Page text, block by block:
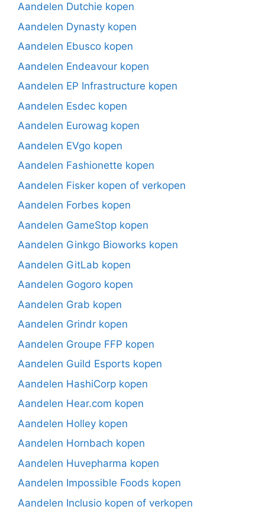
Aandelen Dutchie kopen
Aandelen Dynasty kopen
Aandelen Ebusco kopen
Aandelen Endeavour kopen
Aandelen EP Infrastructure kopen
Aandelen Esdec kopen
Aandelen Eurowag kopen
Aandelen EVgo kopen
Aandelen Fashionette kopen
Aandelen Fisker kopen of verkopen
Aandelen Forbes kopen
Aandelen GameStop kopen
Aandelen Ginkgo Bioworks kopen
Aandelen GitLab kopen
Aandelen Gogoro kopen
Aandelen Grab kopen
Aandelen Grindr kopen
Aandelen Groupe FFP kopen
Aandelen Guild Esports kopen
Aandelen HashiCorp kopen
Aandelen Hear.com kopen
Aandelen Holley kopen
Aandelen Hornbach kopen
Aandelen Huvepharma kopen
Aandelen Impossible Foods kopen
Aandelen Inclusio kopen of verkopen